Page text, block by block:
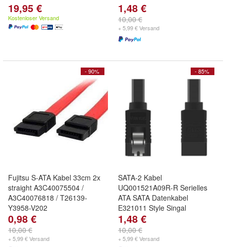
19,95 €
Kostenloser Versand
1,48 €
10,00 €
+ 5,99 € Versand
- 90%
Fujitsu S-ATA Kabel 33cm 2x
straight A3C40075504 /
A3C40076818 / T26139-
Y3958-V202
0,98 €
10,00 €
+ 5,99 € Versand
- 85%
SATA-2 Kabel
UQ001521A09R-R Serielles
ATA SATA Datenkabel
E321011 Style Singal
1,48 €
10,00 €
+ 5,99 € Versand